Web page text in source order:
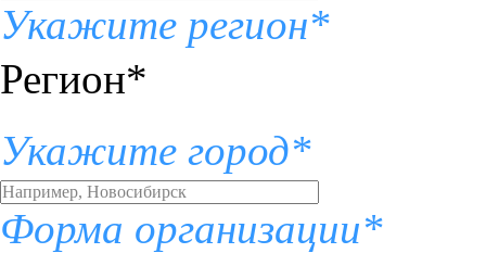
Укажите регион*
Регион*
Укажите город*
Форма организации*